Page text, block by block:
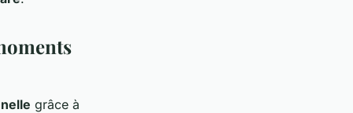
grâce à